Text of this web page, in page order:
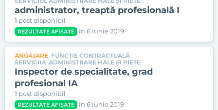
administrator, treaptă profesională I
1 post disponibil
REZULTATE AFIȘATE în 6 iunie 2019
ANGAJARE FUNCȚIE CONTRACTUALĂ
SERVICIUL ADMINISTRARE HALE ŞI PIEŢE
Inspector de specialitate, grad
profesional IA
1 post disponibil
REZULTATE AFIȘATE în 6 iunie 2019